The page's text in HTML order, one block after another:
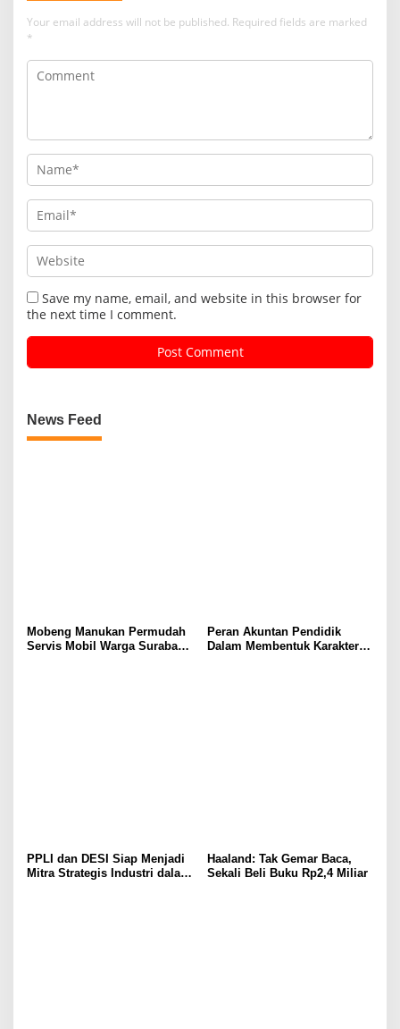
Your email address will not be published. Required fields are marked
*
Save my name, email, and website in this browser for
the next time I comment.
News Feed
Mobeng Manukan Permudah
Servis Mobil Warga Surabaya
Peran Akuntan Pendidik
Dalam Membentuk Karakter
PPLI dan DESI Siap Menjadi
Mitra Strategis Industri dalam
Haaland: Tak Gemar Baca,
Sekali Beli Buku Rp2,4 Miliar